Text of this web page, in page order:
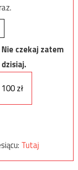
czekaj zatem
100 zł
Tutaj